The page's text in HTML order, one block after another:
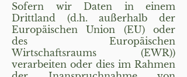
Sofern wir Daten in einem
Drittland (d.h. außerhalb der
Europäischen Union (EU) oder
des Europäischen
Wirtschaftsraums (EWR))
verarbeiten oder dies im Rahmen